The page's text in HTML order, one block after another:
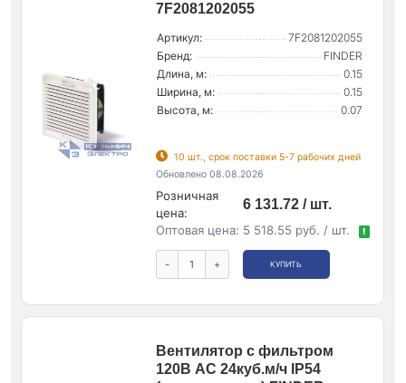
7F2081202055
Артикул:
7F2081202055
Бренд:
FINDER
Длина, м:
0.15
Ширина, м:
0.15
Высота, м:
0.07
10 шт., срок поставки 5-7 рабочих дней
Обновлено 08.08.2026
Розничная
цена:
6 131.72 / шт.
Оптовая цена: 5 518.55 руб. / шт. !
- + КУПИТЬ
Вентилятор с фильтром
120В AC 24куб.м/ч IP54